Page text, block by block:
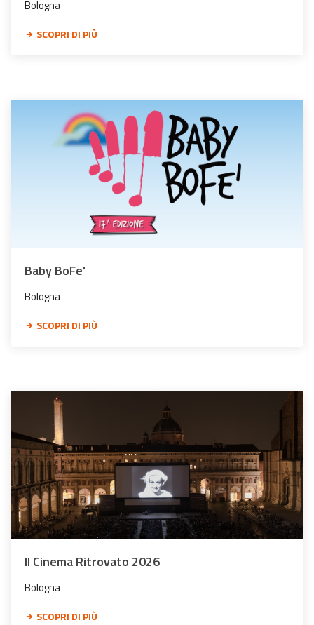
Bologna
SCOPRI DI PIÙ
Baby BoFe'
Bologna
SCOPRI DI PIÙ
Il Cinema Ritrovato 2026
Bologna
SCOPRI DI PIÙ